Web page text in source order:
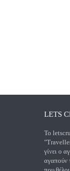
LETS
Το
γίνει ο
αγαπούν